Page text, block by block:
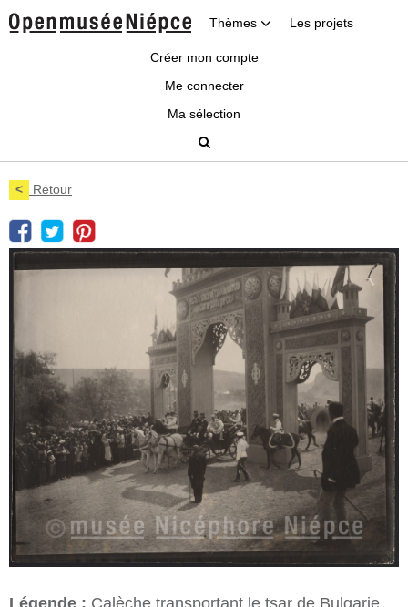
Thèmes Les projets
Créer mon compte
Me connecter
Ma sélection
< Retour
Légende : Calèche transportant le tsar de Bulgarie,